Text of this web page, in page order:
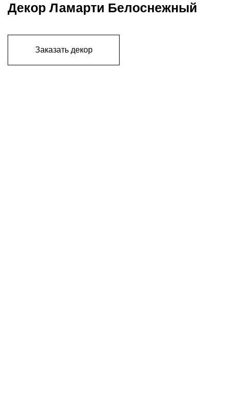
Декор Ламарти Белоснежный
Заказать декор